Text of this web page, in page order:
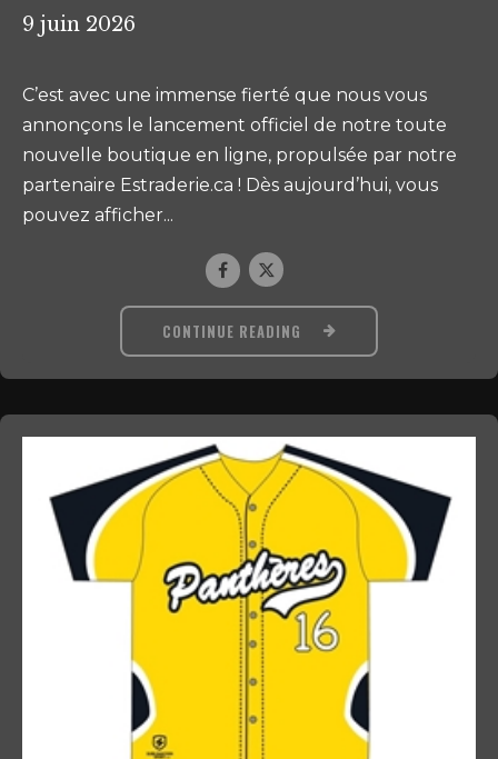
9 juin 2026
C’est avec une immense fierté que nous vous
annonçons le lancement officiel de notre toute
nouvelle boutique en ligne, propulsée par notre
partenaire Estraderie.ca ! Dès aujourd’hui, vous
pouvez afficher...
CONTINUE READING